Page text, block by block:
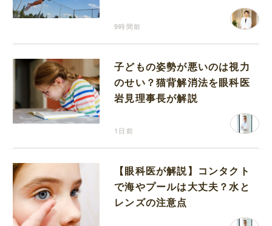
9時間前
子どもの姿勢が悪いのは視力
のせい？猫背解消法を眼科医
岩見理事長が解説
1日前
【眼科医が解説】コンタクト
で海やプールは大丈夫？水と
レンズの注意点